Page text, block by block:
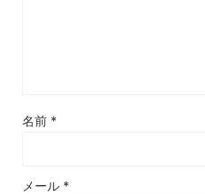
名前 *
メール *